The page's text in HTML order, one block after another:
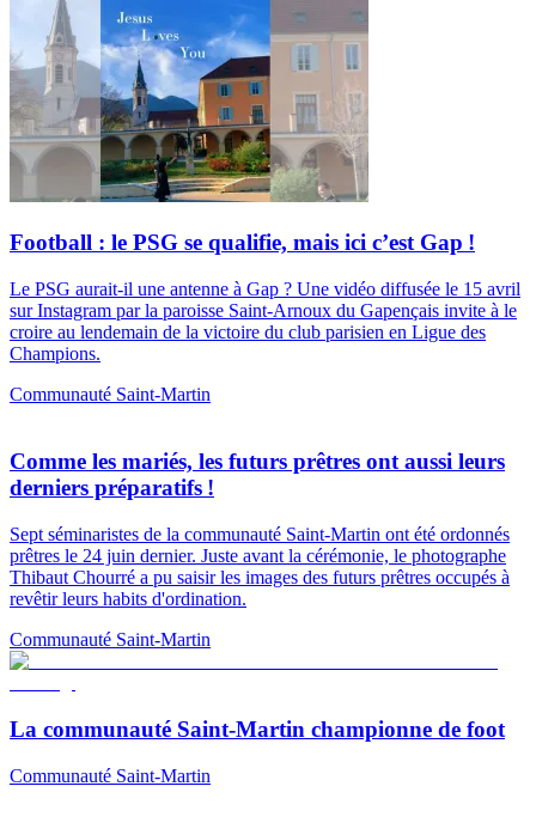
Football : le PSG se qualifie, mais ici c’est Gap !
Le PSG aurait-il une antenne à Gap ? Une vidéo diffusée le 15 avril
sur Instagram par la paroisse Saint-Arnoux du Gapençais invite à le
croire au lendemain de la victoire du club parisien en Ligue des
Champions.
Communauté Saint-Martin
Comme les mariés, les futurs prêtres ont aussi leurs
derniers préparatifs !
Sept séminaristes de la communauté Saint-Martin ont été ordonnés
prêtres le 24 juin dernier. Juste avant la cérémonie, le photographe
Thibaut Chourré a pu saisir les images des futurs prêtres occupés à
revêtir leurs habits d'ordination.
Communauté Saint-Martin
La communauté Saint-Martin championne de foot
Communauté Saint-Martin